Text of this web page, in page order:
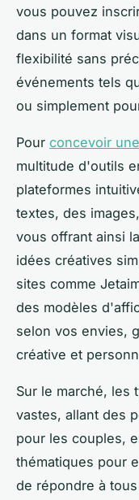
vous pouvez
dans un format
flexibilité sans
événements tels
ou simplement
Pour concevoir
multitude d'outils
plateformes
textes, des
vous offrant ainsi
idées créatives
sites comme
des modèles
selon vos envies,
créative et
Sur le marché, les
vastes, allant des
pour les couples,
thématiques pour
de répondre à